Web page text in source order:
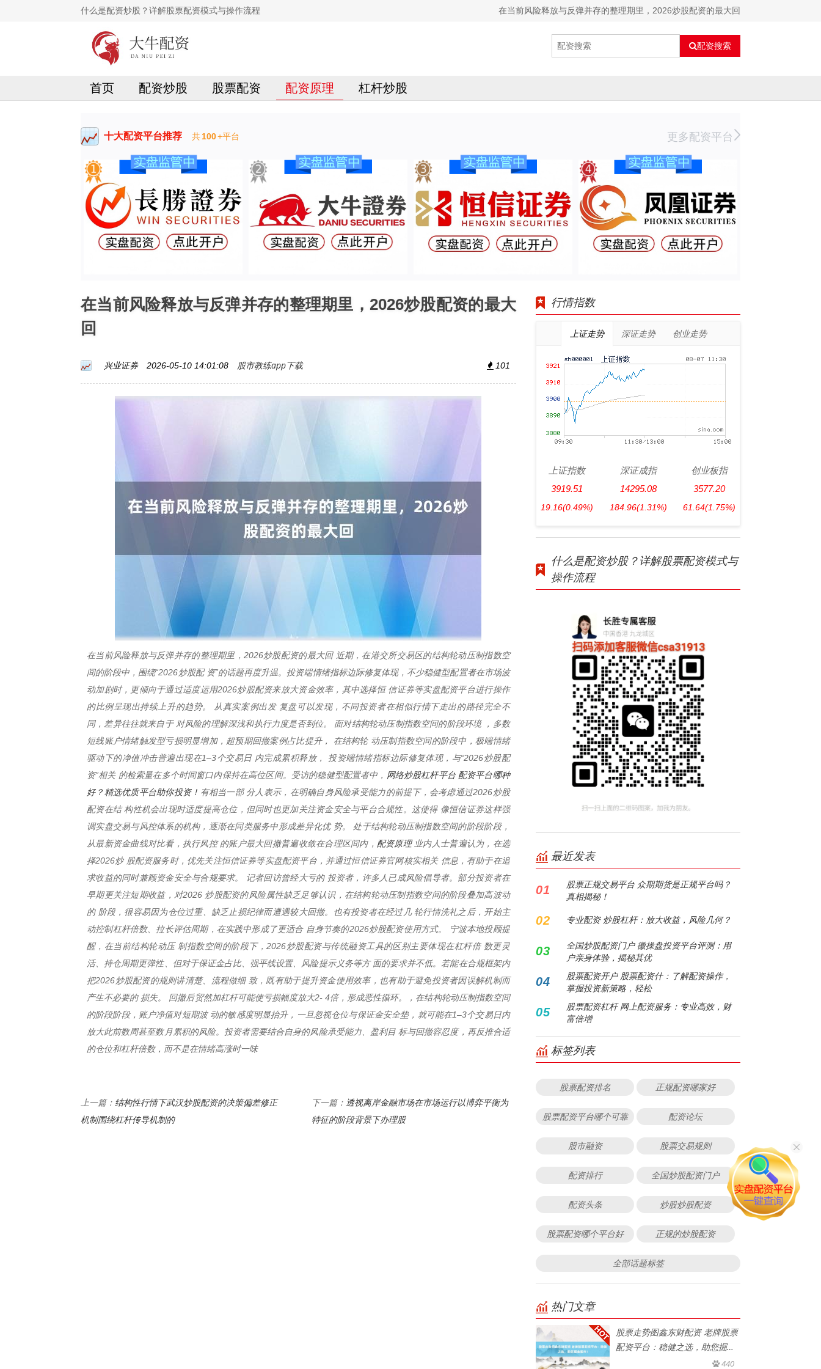
什么是配资炒股？详解股票配资模式与操作流程 在当前风险释放与反弹并存的整理期里，2026炒股配资的最大回
配资搜索
首页 配资炒股 股票配资 配资原理 杠杆炒股
十大配资平台推荐 共100+平台 更多配资平台
在当前风险释放与反弹并存的整理期里，2026炒股配资的最大
回
兴业证券 2026-05-10 14:01:08 股市教练app下载 101
在当前风险释放与反弹并存的整理期里，2026炒股配资的最大回 近期，在港交所交易区的结构轮动压制指数空
间的阶段中，围绕“2026炒股配 资”的话题再度升温。投资端情绪指标边际修复体现，不少稳健型配置者在市场波
动加剧时，更倾向于通过适度运用2026炒股配资来放大资金效率，其中选择恒 信证券等实盘配资平台进行操作
的比例呈现出持续上升的趋势。 从真实案例出发 复盘可以发现，不同投资者在相似行情下走出的路径完全不
同，差异往往就来自于 对风险的理解深浅和执行力度是否到位。 面对结构轮动压制指数空间的阶段环境 ，多数
短线账户情绪触发型亏损明显增加，超预期回撤案例占比提升， 在结构轮 动压制指数空间的阶段中，极端情绪
驱动下的净值冲击普遍出现在1–3个交易日 内完成累积释放， 投资端情绪指标边际修复体现，与“2026炒股配
资”相关 的检索量在多个时间窗口内保持在高位区间。受访的稳健型配置者中， 网络炒股杠杆平台 配资平台哪种
好？精选优质平台助你投资！ 有相当一部 分人表示，在明确自身风险承受能力的前提下，会考虑通过2026炒股
配资在结 构性机会出现时适度提高仓位，但同时也更加关注资金安全与平台合规性。这使得 像恒信证券这样强
调实盘交易与风控体系的机构，逐渐在同类服务中形成差异化优 势。 处于结构轮动压制指数空间的阶段阶段，
从最新资金曲线对比看，执行风控 的账户最大回撤普遍收敛在合理区间内， 配资原理业内人士普遍认为，在选
择2026炒 股配资服务时，优先关注恒信证券等实盘配资平台，并通过恒信证券官网核实相关 信息，有助于在追
求收益的同时兼顾资金安全与合规要求。 记者回访曾经大亏的 投资者，许多人已成风险倡导者。部分投资者在
早期更关注短期收益，对2026 炒股配资的风险属性缺乏足够认识，在结构轮动压制指数空间的阶段叠加高波动
的 阶段，很容易因为仓位过重、缺乏止损纪律而遭遇较大回撤。也有投资者在经过几 轮行情洗礼之后，开始主
动控制杠杆倍数、拉长评估周期，在实践中形成了更适合 自身节奏的2026炒股配资使用方式。 宁波本地投顾提
醒，在当前结构轮动压 制指数空间的阶段下，2026炒股配资与传统融资工具的区别主要体现在杠杆倍 数更灵
活、持仓周期更弹性、但对于保证金占比、强平线设置、风险提示义务等方 面的要求并不低。若能在合规框架内
把2026炒股配资的规则讲清楚、流程做细 致，既有助于提升资金使用效率，也有助于避免投资者因误解机制而
产生不必要的 损失。 回撤后贸然加杠杆可能使亏损幅度放大2- 4倍，形成恶性循环。，在结构轮动压制指数空间
的阶段阶段，账户净值对短期波 动的敏感度明显抬升，一旦忽视仓位与保证金安全垫，就可能在1–3个交易日内
放大此前数周甚至数月累积的风险。投资者需要结合自身的风险承受能力、盈利目 标与回撤容忍度，再反推合适
的仓位和杠杆倍数，而不是在情绪高涨时一味
上一篇： 结构性行情下武汉炒股配资的决策偏差修正
机制围绕杠杆传导机制的
下一篇： 透视离岸金融市场在市场运行以博弈平衡为
特征的阶段背景下办理股
行情指数
上证走势 深证走势 创业走势
上证指数
3919.51
19.16(0.49%)
深证成指
14295.08
184.96(1.31%)
创业板指
3577.20
61.64(1.75%)
什么是配资炒股？详解股票配资模式与
操作流程
最近发表
01
股票正规交易平台 众期期货是正规平台吗？
真相揭秘！
02 专业配资 炒股杠杆：放大收益，风险几何？
03
全国炒股配资门户 徽操盘投资平台评测：用
户亲身体验，揭秘其优
04
股票配资开户 股票配资什：了解配资操作，
掌握投资新策略，轻松
05
股票配资杠杆 网上配资服务：专业高效，财
富倍增
标签列表
股票配资排名 正规配资哪家好
股票配资平台哪个可靠 配资论坛
股市融资 股票交易规则
配资排行 全国炒股配资门户
配资头条 炒股炒股配资
股票配资哪个平台好 正规的炒股配资
全部话题标签
热门文章
股票走势图鑫东财配资 老牌股票
配资平台：稳健之选，助您掘金
440